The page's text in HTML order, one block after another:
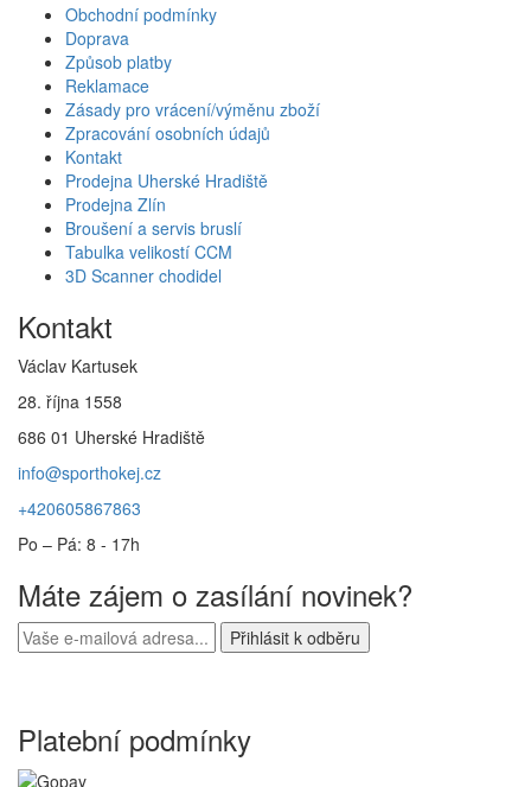
Obchodní podmínky
Doprava
Způsob platby
Reklamace
Zásady pro vrácení/výměnu zboží
Zpracování osobních údajů
Kontakt
Prodejna Uherské Hradiště
Prodejna Zlín
Broušení a servis bruslí
Tabulka velikostí CCM
3D Scanner chodidel
Kontakt
Václav Kartusek
28. října 1558
686 01 Uherské Hradiště
info@sporthokej.cz
+420605867863
Po – Pá: 8 - 17h
Máte zájem o zasílání novinek?
Platební podmínky